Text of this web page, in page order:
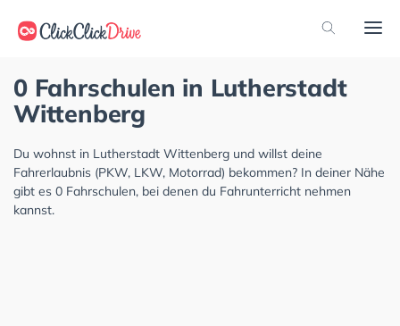
0 Fahrschulen in Lutherstadt
Wittenberg
Du wohnst in Lutherstadt Wittenberg und willst deine
Fahrerlaubnis (PKW, LKW, Motorrad) bekommen? In deiner Nähe
gibt es 0 Fahrschulen, bei denen du Fahrunterricht nehmen
kannst.